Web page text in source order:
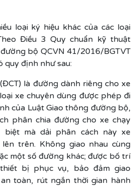
loại ký hiệu khác của các loại
Điều 3 Quy chuẩn kỹ thuật
bộ QCVN 41/2016/BGTVT
quy định như sau:
là đường dành riêng cho xe
xe chuyên dùng được phép đi
của Luật Giao thông đường bộ,
phân chia đường cho xe chạy
biệt mà dải phân cách này xe
trên. Không giao nhau cùng
một số đường khác; được bố trí
bị phục vụ, bảo đảm giao
toàn, rút ngắn thời gian hành